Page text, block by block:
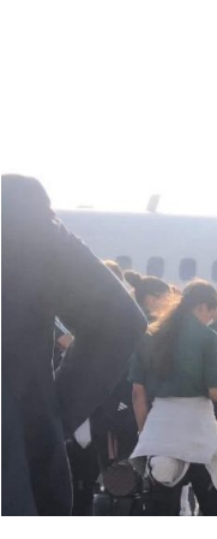
حسابات التأهل.. ماذا يحتاج
الأسود لتفادي لعب الثمن
في البيضاء؟